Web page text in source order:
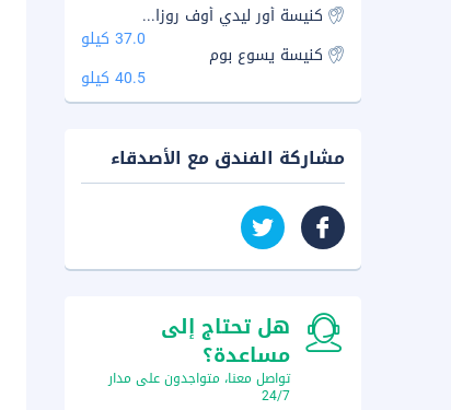
كنيسة أور ليدي أوف روزاري
37.0 كيلو
كنيسة يسوع بوم
40.5 كيلو
مشاركة الفندق مع الأصدقاء
هل تحتاج إلى
مساعدة؟
تواصل معنا، متواجدون على مدار
24/7